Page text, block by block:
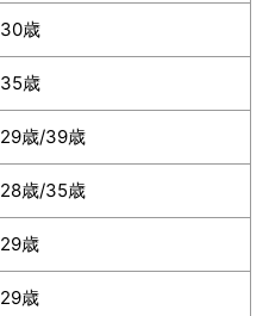
30歳
35歳
29歳/39歳
28歳/35歳
29歳
29歳